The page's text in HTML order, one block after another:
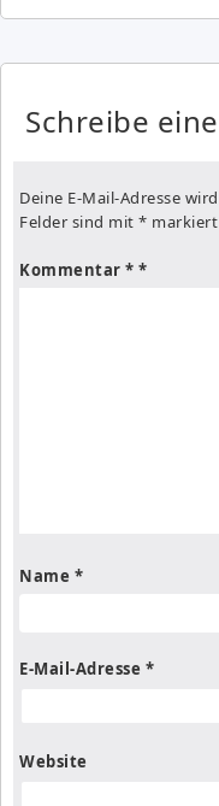
Schreibe
Deine E-Mail-Adresse
Felder sind mit * markiert
Kommentar *
Name *
E-Mail-Adresse *
Website